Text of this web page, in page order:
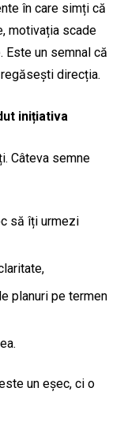
în care simți că
motivația scade
Este un semnal că
direcția.
inițiativa
Câteva semne
să îți urmezi
planuri pe termen
un eșec, ci o